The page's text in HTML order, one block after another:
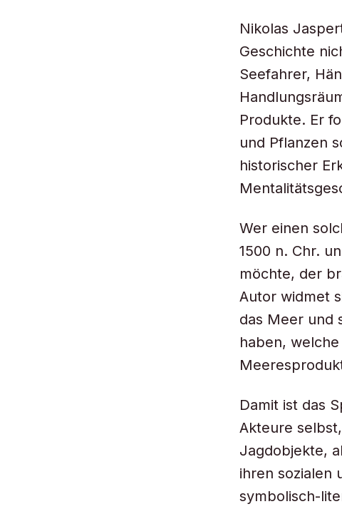
Nikolas
Geschichte
Seefahrer,
Produkte. Er
und Pflanzen
historischer
Wer einen
1500 n. Chr.
möchte, der
Autor widmet
das Meer und
haben,
Damit ist das
Akteure
Jagdobjekte,
ihren sozialen
symbolisch-